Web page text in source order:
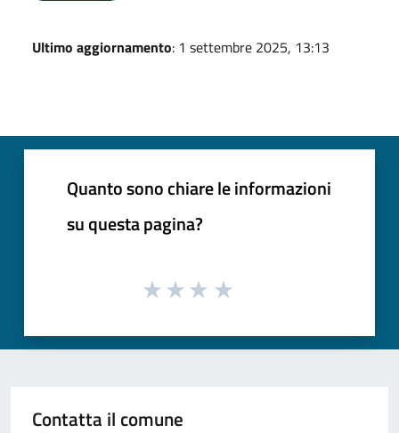
Ultimo aggiornamento: 1 settembre 2025, 13:13
Quanto sono chiare le informazioni
su questa pagina?
Contatta il comune